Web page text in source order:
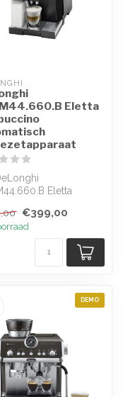
Eletta
Eletta
biedt ...
€399,00
DEMO